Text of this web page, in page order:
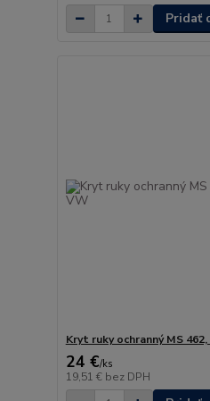
Pridať
Kryt ruky ochranný MS
24 €/ks
19,51 € bez DPH